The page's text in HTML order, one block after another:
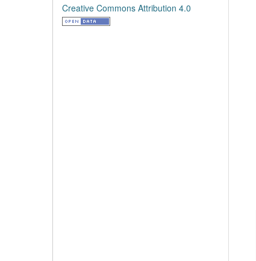
Creative Commons Attribution 4.0